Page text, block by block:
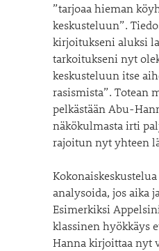
”tarjoaa hieman
keskusteluun”.
kirjoitukseni aluksi
tarkoitukseni nyt
keskusteluun itse
rasismista”. Totean
pelkästään Abu-
näkökulmasta irti
rajoitun nyt yhteen
analysoida, jos aika
Esimerkiksi
klassinen hyökkäys
Hanna kirjoittaa nyt